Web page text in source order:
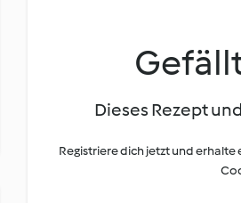
Dieses Rezept
Registriere dich jetzt und erhalte